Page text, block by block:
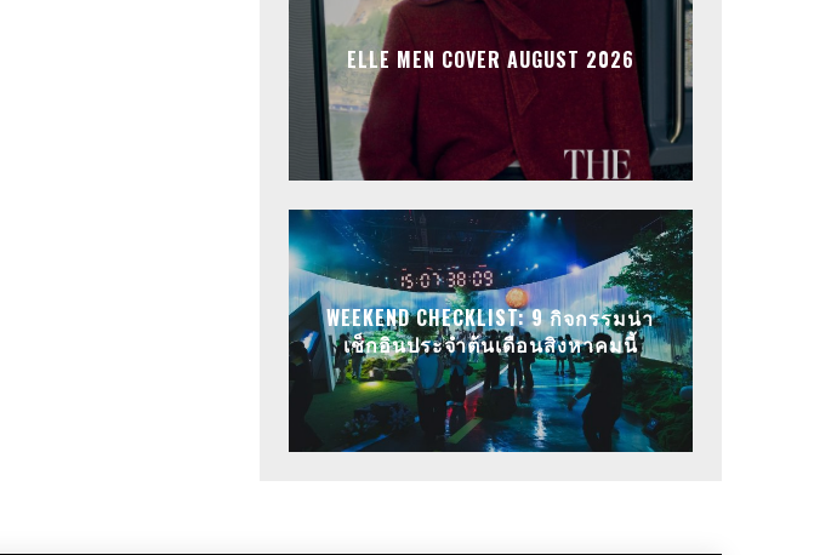
ELLE MEN COVER AUGUST 2026
WEEKEND CHECKLIST: 9 กิจกรรมน่า
เช็กอินประจำต้นเดือนสิงหาคมนี้